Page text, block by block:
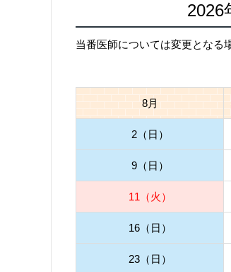
当番医師については変更となる
8月
2（日）
9（日）
11（火）
16（日）
23（日）